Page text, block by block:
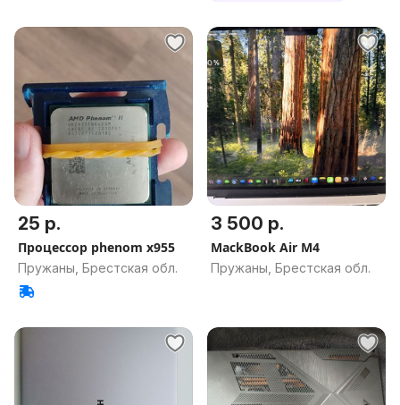
25 р.
Процессор phenom x955
Пружаны, Брестская обл.
3 500 р.
МackBook Air M4
Пружаны, Брестская обл.